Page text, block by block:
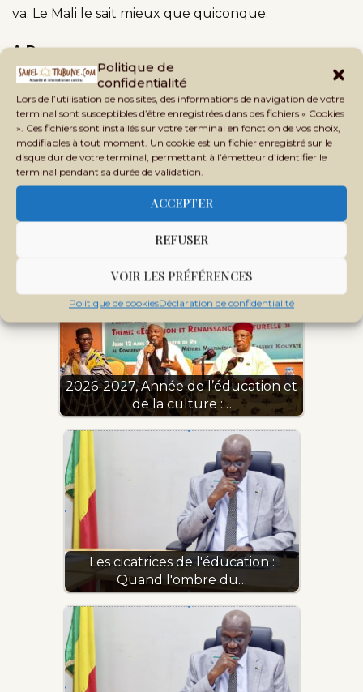
Politique de
confidentialité
Lors de l’utilisation de nos sites, des informations de navigation de votre
terminal sont susceptibles d’être enregistrées dans des fichiers « Cookies
». Ces fichiers sont installés sur votre terminal en fonction de vos choix,
modifiables à tout moment. Un cookie est un fichier enregistré sur le
disque dur de votre terminal, permettant à l’émetteur d’identifier le
terminal pendant sa durée de validation.
ACCEPTER
REFUSER
VOIR LES PRÉFÉRENCES
Politique de cookiesDéclaration de confidentialité
va. Le Mali le sait mieux que quiconque.
A.D
Publications similaires:
Cap sur la réforme : les États
généraux redessinent…
2026-2027, Année de l’éducation et
de la culture :…
Les cicatrices de l'éducation :
Quand l'ombre du…